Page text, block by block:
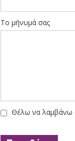
Το μήνυμά σας
Θέλω να λαμβάνω